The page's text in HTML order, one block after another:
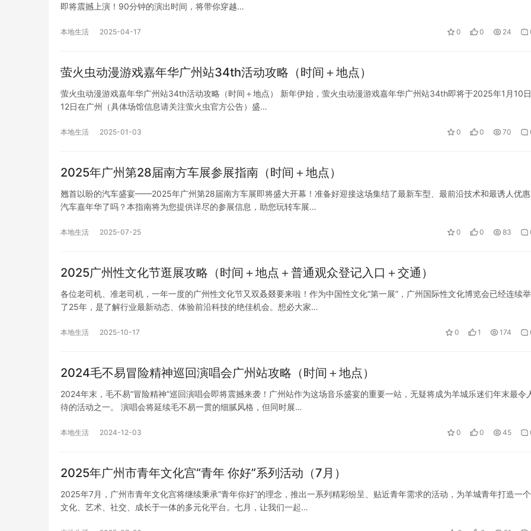
即将震撼上演！90分钟的演出时间，将带你穿越…
本地生活 2025-04-17 0 0 24
萤火虫动漫游戏嘉年华广州站34th活动攻略（时间＋地点）
萤火虫动漫游戏嘉年华广州站34th活动攻略（时间＋地点） 新年伊始，萤火虫动漫游戏嘉年华广州站34th即将于2025年1月10
12日在广州（具体场馆信息请关注萤火虫官方公告）盛…
本地生活 2025-01-03 0 0 70
2025年广州第28届南方车展参展指南（时间＋地点）
翘首以盼的汽车盛宴——2025年广州第28届南方车展即将盛大开幕！准备好迎接这场集结了最新车型、最前沿技术和最诱人优
汽车嘉年华了吗？本指南将为您提供详尽的参展信息，助您玩转车展…
本地生活 2025-07-25 0 0 83
2025广州性文化节逛展攻略（时间＋地点＋普通观众登记入口＋交通）
各位老司机、准老司机，一年一度的广州性文化节又双叒叕要来啦！作为中国性文化“第一展”，广州国际性文化博览会已经连续
了25年，是了解行业最新动态、体验前沿科技的绝佳机会。想必大家…
本地生活 2025-10-17 0 1 174
2024毛不易冒险精神巡回演唱会广州站攻略（时间＋地点）
2024年末，毛不易“冒险精神”巡回演唱会即将震撼来袭！广州站作为这场音乐盛宴的重要一站，无疑将成为羊城乐迷们年末最令
待的活动之一。 演唱会将延续毛不易一贯的细腻风格，但同时展…
本地生活 2024-12-03 0 0 45
2025年广州市青年文化宫“青年 你好”系列活动（7月）
2025年7月，广州市青年文化宫将继续秉承“青年你好”的理念，推出一系列精彩纷呈、贴近青年需求的活动，为羊城青年打造一
文化、艺术、社交、成长于一体的多元化平台。七月，让我们一起…